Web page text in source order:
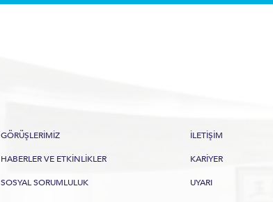
GÖRÜŞLERIMIZ
HABERLER VE ETKINLIKLER
SOSYAL SORUMLULUK
İLETIŞIM
KARIYER
UYARI